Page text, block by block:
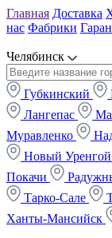
Главная Доставка
нас Фабрики
Челябинск
Губкинский
Лангепас
Муравленко
Новый Уренгой
Покачи
Тарко-Сале
Ханты-Мансийск